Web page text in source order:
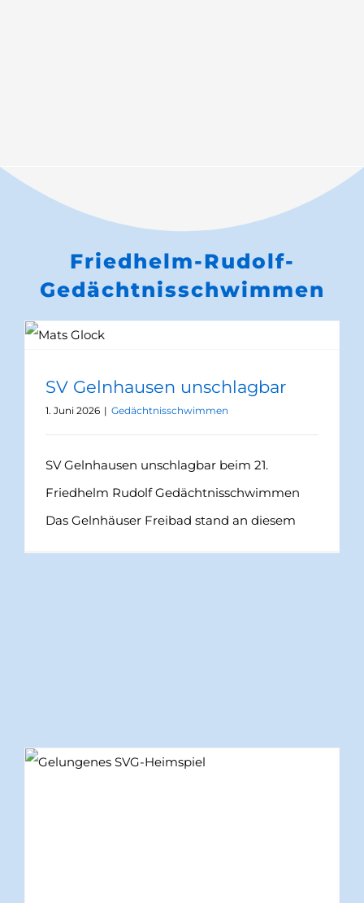
Friedhelm-Rudolf-
Gedächtnisschwimmen
SV Gelnhausen unschlagbar
1. Juni 2026 | Gedächtnisschwimmen
SV Gelnhausen unschlagbar beim 21.
Friedhelm Rudolf Gedächtnisschwimmen
Das Gelnhäuser Freibad stand an diesem